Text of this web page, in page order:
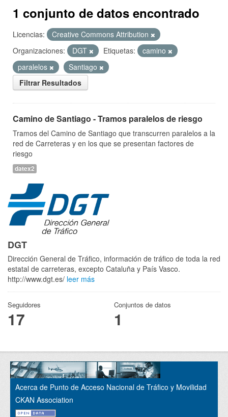
1 conjunto de datos encontrado
Licencias:
Creative Commons Attribution
Organizaciones:
DGT Etiquetas:
camino
paralelos
Santiago
Filtrar Resultados
Camino de Santiago - Tramos paralelos de riesgo
Tramos del Camino de Santiago que transcurren paralelos a la
red de Carreteras y en los que se presentan factores de
riesgo
datex2
DGT
Dirección General de Tráfico, información de tráfico de toda la red
estatal de carreteras, excepto Cataluña y País Vasco.
http://www.dgt.es/ leer más
Seguidores
17
Conjuntos de datos
1
Acerca de Punto de Acceso Nacional de Tráfico y Movilidad
CKAN Association